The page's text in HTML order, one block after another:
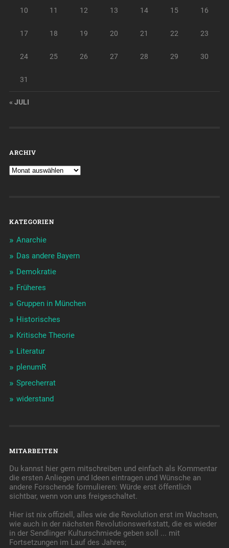
10 11 12 13 14 15 16
17 18 19 20 21 22 23
24 25 26 27 28 29 30
31
« JULI
ARCHIV
KATEGORIEN
Anarchie
Das andere Bayern
Demokratie
Früheres
Gruppen in München
Historisches
Kritische Theorie
Literatur
plenumR
Sprecherrat
widerstand
MITARBEITEN
Du kannst hier gern mitschreiben und einfach als Kommentar
die ersten Anliegen und Ideen eintragen und Wünsche an
andere Forschende formulieren: Würde erst öffentlich
sichtbar, wenn von uns freigeschaltet.
Hier ist nix offiziell, alles wie die Revolution erst im Wachsen,
wie auch in der nächsten Revolutionswerkstatt, die es wieder
in der Sendlinger Kulturschmiede geben soll ... mit
Fortsetzungen im Lauf des Jahres;